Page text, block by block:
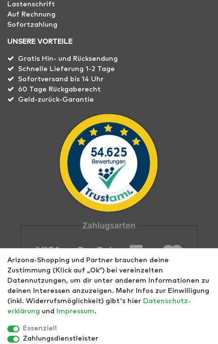
Lastenschrift
Auf Rechnung
Sofortzahlung
UNSERE VORTEILE
Gratis Hin- und Rücksendung
Schnelle Lieferung 1-2 Tage
Sofortversand bis 14 Uhr
60 Tage Rückgaberecht
Geld-zurück-Garantie
Impressum AGB Datenschutz
Arizona-Shopping und Partner brauchen deine
Zustimmung (Klick auf „Ok”) bei vereinzelten
Datennutzungen, um dir unter anderem Informationen zu
deinen Interessen anzuzeigen. Mehr Infos zur Einwilligung
(inkl. Widerrufsmöglichkeit) gibt's hier Daten­schutz­
erklärung und Impressum.
Essenziell
Zahlungsdienstleister